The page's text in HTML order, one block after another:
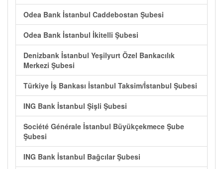
Odea Bank İstanbul Caddebostan Şubesi
Odea Bank İstanbul İkitelli Şubesi
Denizbank İstanbul Yeşilyurt Özel Bankacılık
Merkezi Şubesi
Türkiye İş Bankası İstanbul Taksim/İstanbul Şubesi
ING Bank İstanbul Şişli Şubesi
Société Générale İstanbul Büyükçekmece Şube
Şubesi
ING Bank İstanbul Bağcılar Şubesi